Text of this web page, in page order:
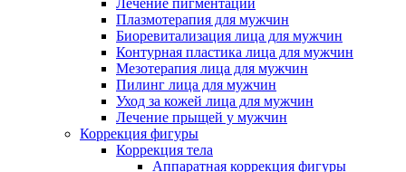
Лечение пигментации
Плазмотерапия для мужчин
Биоревитализация лица для мужчин
Контурная пластика лица для мужчин
Мезотерапия лица для мужчин
Пилинг лица для мужчин
Уход за кожей лица для мужчин
Лечение прыщей у мужчин
Коррекция фигуры
Коррекция тела
Аппаратная коррекция фигуры